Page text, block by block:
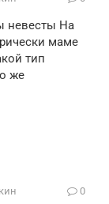
невесты На
маме
тип
же
0